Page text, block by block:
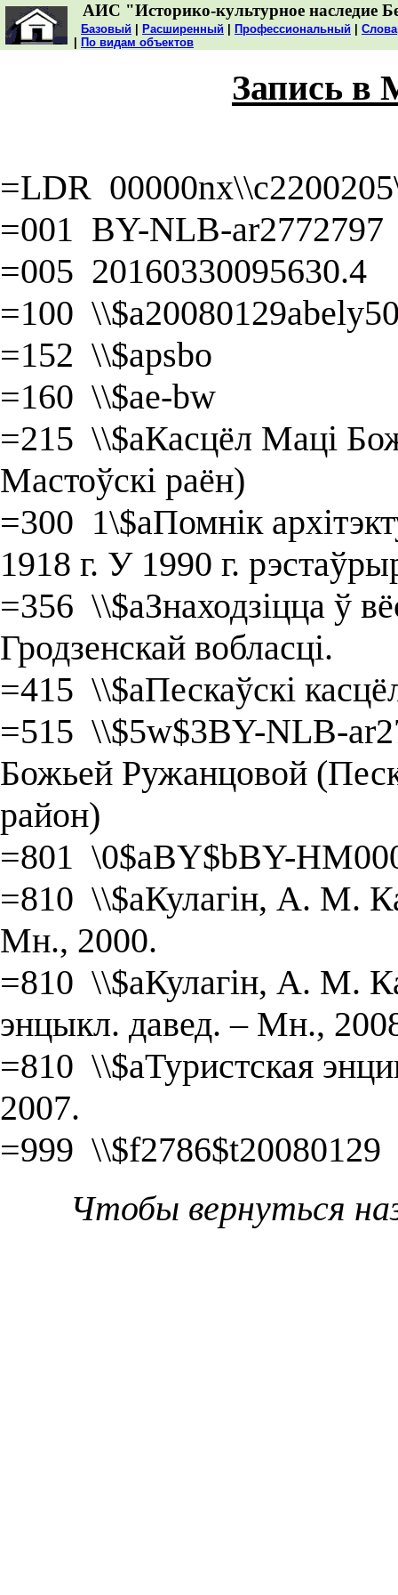
АИС "Историко-культурное наследие
Базовый Расширенный Профессиональный
По видам объектов
Запись в
=LDR
=001 BY-NLB-ar2772797
=005 20160330095630.4
=100
=152 \\$apsbo
=160 \\$ae-bw
=215 \\$aКасцёл Маці
Мастоўскі раён)
=300 1\$aПомнік
1918 г. У 1990 г.
=356 \\$aЗнаходзіцца ў
Гродзенскай вобласці.
=415 \\$aПескаўскі
=515 \\$5w$3BY-NLB-
Божьей Ружанцовой
район)
=801 \0$aBY$bBY-
=810 \\$aКулагін, А. М.
Мн., 2000.
=810 \\$aКулагін, А. М.
энцыкл. давед. – Мн.,
=810 \\$aТуристская
2007.
=999 \\$f2786$t20080129
Чтобы вернуться